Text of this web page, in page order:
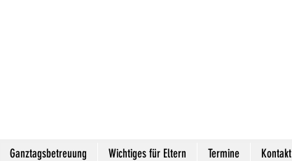
Ganztagsbetreuung Wichtiges für Eltern Termine Kontakt